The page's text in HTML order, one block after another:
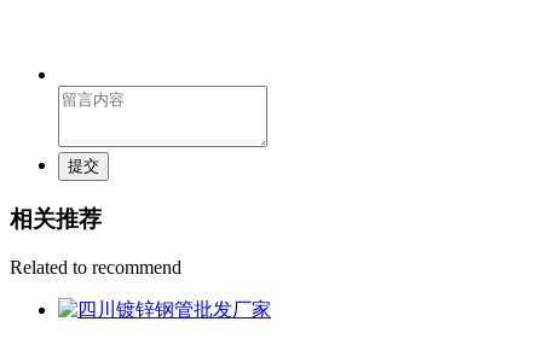
提交
相关推荐
Related to recommend